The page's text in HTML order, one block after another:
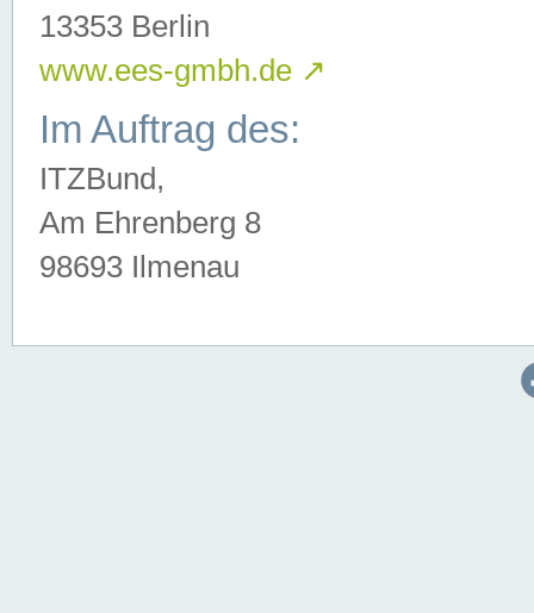
13353 Berlin
www.ees-gmbh.de ↗
Im Auftrag des:
ITZBund,
Am Ehrenberg 8
98693 Ilmenau